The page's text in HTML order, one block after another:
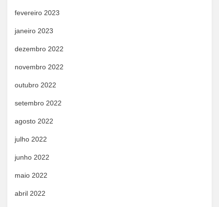
fevereiro 2023
janeiro 2023
dezembro 2022
novembro 2022
outubro 2022
setembro 2022
agosto 2022
julho 2022
junho 2022
maio 2022
abril 2022